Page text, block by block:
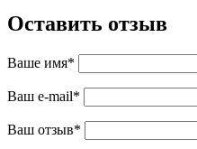
Оставить отзыв
Ваше имя*
Ваш e-mail*
Ваш отзыв*